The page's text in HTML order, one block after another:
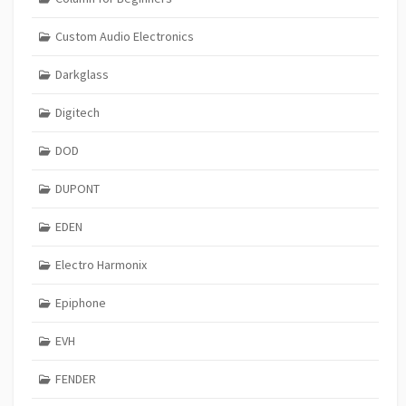
Custom Audio Electronics
Darkglass
Digitech
DOD
DUPONT
EDEN
Electro Harmonix
Epiphone
EVH
FENDER